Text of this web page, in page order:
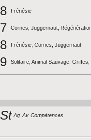
8 Frénésie
7 Cornes, Juggernaut,
8 Frénésie, Cornes, Juggernaut
9 Solitaire, Animal Sauvage,
St Ag Av Compétences